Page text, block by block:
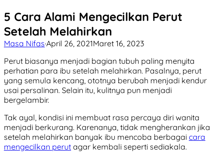
5 Cara Alami Mengecilkan Perut
Setelah Melahirkan
Masa Nifas·April 26, 2021Maret 16, 2023
Perut biasanya menjadi bagian tubuh paling menyita
perhatian para ibu setelah melahirkan. Pasalnya, perut
yang semula kencang, ototnya berubah menjadi kendur
usai persalinan. Selain itu, kulitnya pun menjadi
bergelambir.
Tak ayal, kondisi ini membuat rasa percaya diri wanita
menjadi berkurang. Karenanya, tidak mengherankan jika
setelah melahirkan banyak ibu mencoba berbagai cara
mengecilkan perut agar kembali seperti sediakala.